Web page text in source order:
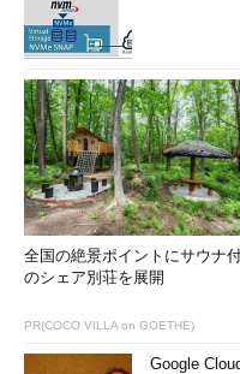
全国の絶景ポイントにサウナ
のシェア別荘を展開
PR(COCO VILLA on GOETHE)
Google